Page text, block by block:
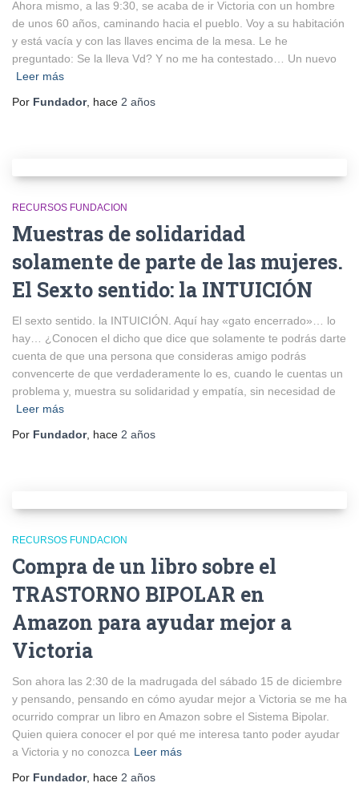
Ahora mismo, a las 9:30, se acaba de ir Victoria con un hombre
de unos 60 años, caminando hacia el pueblo. Voy a su habitación
y está vacía y con las llaves encima de la mesa. Le he
preguntado: Se la lleva Vd? Y no me ha contestado… Un nuevo
Leer más
Por Fundador, hace 2 años
RECURSOS FUNDACION
Muestras de solidaridad
solamente de parte de las mujeres.
El Sexto sentido: la INTUICIÓN
El sexto sentido. la INTUICIÓN. Aquí hay «gato encerrado»… lo
hay… ¿Conocen el dicho que dice que solamente te podrás darte
cuenta de que una persona que consideras amigo podrás
convencerte de que verdaderamente lo es, cuando le cuentas un
problema y, muestra su solidaridad y empatía, sin necesidad de
Leer más
Por Fundador, hace 2 años
RECURSOS FUNDACION
Compra de un libro sobre el
TRASTORNO BIPOLAR en
Amazon para ayudar mejor a
Victoria
Son ahora las 2:30 de la madrugada del sábado 15 de diciembre
y pensando, pensando en cómo ayudar mejor a Victoria se me ha
ocurrido comprar un libro en Amazon sobre el Sistema Bipolar.
Quien quiera conocer el por qué me interesa tanto poder ayudar
a Victoria y no conozca Leer más
Por Fundador, hace 2 años